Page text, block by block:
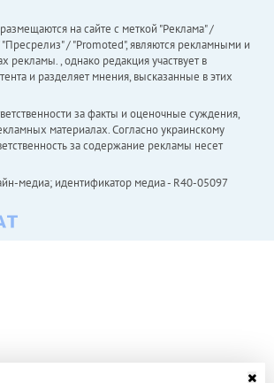
на сайте с меткой "Реклама" /
/ "Promoted", являются рекламными и
рекламы. , однако редакция участвует в
и разделяет мнения, высказанные в этих
за факты и оценочные суждения,
материалах. Согласно украинскому
за содержание рекламы несет
медиа; идентификатор медиа - R40-05097